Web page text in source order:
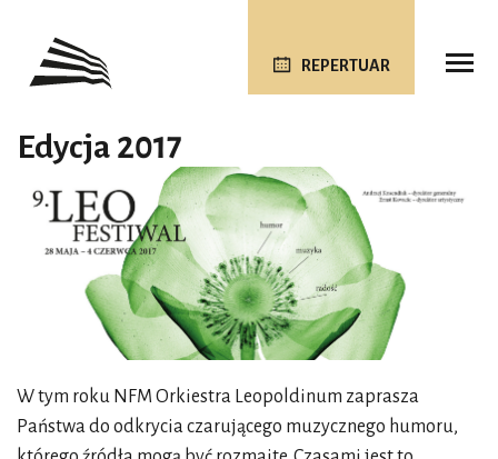
REPERTUAR
Edycja 2017
W tym roku NFM Orkiestra Leopoldinum zaprasza
Państwa do odkrycia czarującego muzycznego humoru,